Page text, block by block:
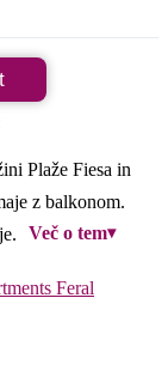
Plaže Fiesa in
z balkonom.
Več o tem▾
Feral